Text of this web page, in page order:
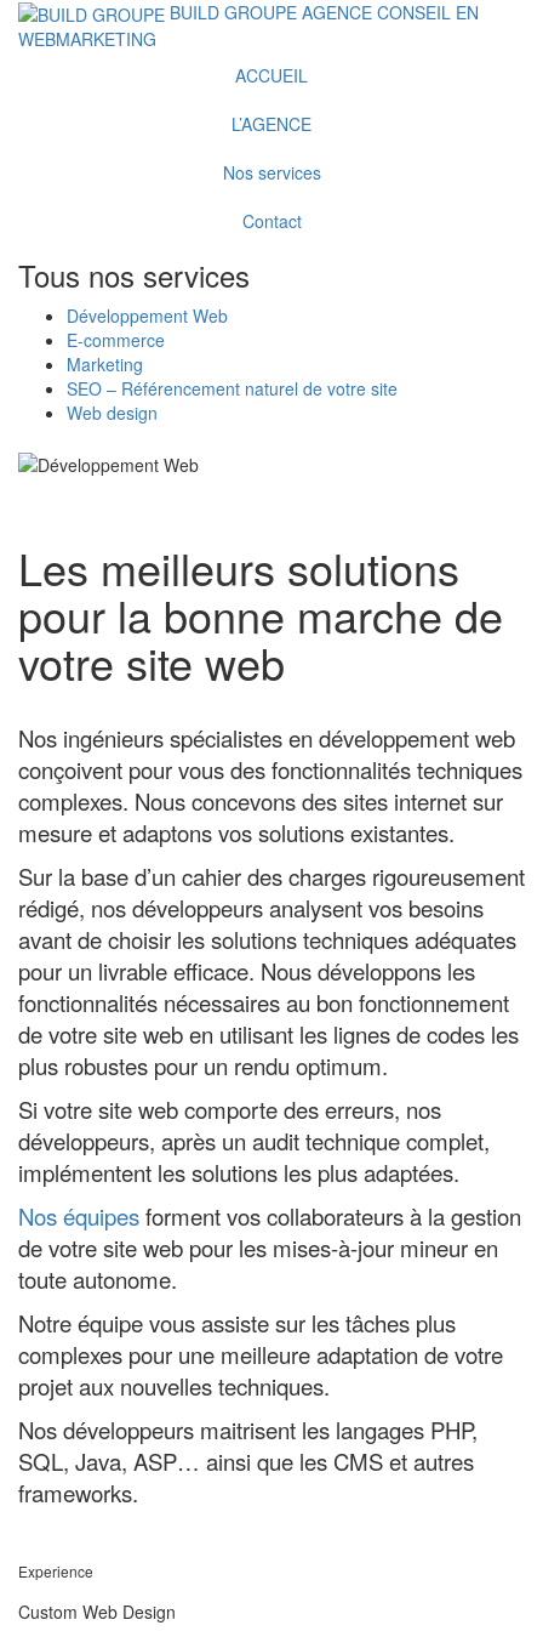
BUILD GROUPE AGENCE CONSEIL EN
WEBMARKETING
ACCUEIL
L’AGENCE
Nos services
Contact
Tous nos services
Développement Web
E-commerce
Marketing
SEO – Référencement naturel de votre site
Web design
Les meilleurs solutions
pour la bonne marche de
votre site web
Nos ingénieurs spécialistes en développement web
conçoivent pour vous des fonctionnalités techniques
complexes. Nous concevons des sites internet sur
mesure et adaptons vos solutions existantes.
Sur la base d’un cahier des charges rigoureusement
rédigé, nos développeurs analysent vos besoins
avant de choisir les solutions techniques adéquates
pour un livrable efficace. Nous développons les
fonctionnalités nécessaires au bon fonctionnement
de votre site web en utilisant les lignes de codes les
plus robustes pour un rendu optimum.
Si votre site web comporte des erreurs, nos
développeurs, après un audit technique complet,
implémentent les solutions les plus adaptées.
Nos équipesforment vos collaborateurs à la gestion
de votre site web pour les mises-à-jour mineur en
toute autonome.
Notre équipe vous assiste sur les tâches plus
complexes pour une meilleure adaptation de votre
projet aux nouvelles techniques.
Nos développeurs maitrisent les langages PHP,
SQL, Java, ASP… ainsi que les CMS et autres
frameworks.
Experience
Custom Web Design